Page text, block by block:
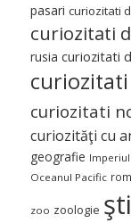
pasari curiozitati
curiozitati
rusia curiozitati
curiozitati
curiozităţi cu
geografie
Oceanul Pacific
zoo zoologie